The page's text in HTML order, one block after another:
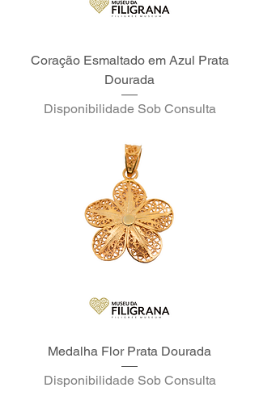
Coração Esmaltado em Azul Prata
Dourada
Disponibilidade Sob Consulta
Medalha Flor Prata Dourada
Disponibilidade Sob Consulta